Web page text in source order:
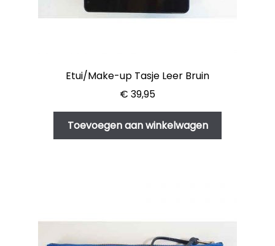
Etui/Make-up Tasje Leer Bruin
€ 39,95
Toevoegen aan winkelwagen